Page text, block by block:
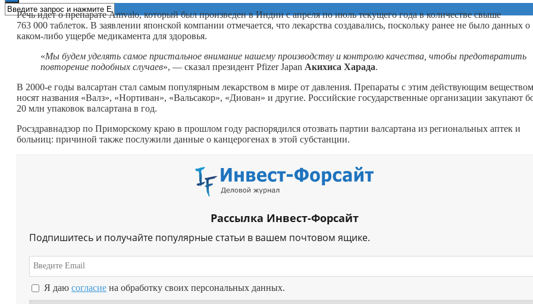
Речь идет о препарате Amvalo, который был произведен в Индии с апреля по июль текущего года в количестве свыше
763 000 таблеток. В заявлении японской компании отмечается, что лекарства создавались, поскольку ранее не было данных о
каком-либо ущербе медикамента для здоровья.
«Мы будем уделять самое пристальное внимание нашему производству и контролю качества, чтобы предотвратить
повторение подобных случаев», — сказал президент Pfizer Japan Акихиса Харада.
В 2000-е годы валсартан стал самым популярным лекарством в мире от давления. Препараты с этим действующим веществом
носят названия «Валз», «Нортиван», «Вальсакор», «Диован» и другие. Российские государственные организации закупают
20 млн упаковок валсартана в год.
Росздравнадзор по Приморскому краю в прошлом году распорядился отозвать партии валсартана из региональных аптек и
больниц: причиной также послужили данные о канцерогенах в этой субстанции.
Рассылка Инвест-Форсайт
Подпишитесь и получайте популярные статьи в вашем почтовом ящике.
Я даю согласие на обработку своих персональных данных.